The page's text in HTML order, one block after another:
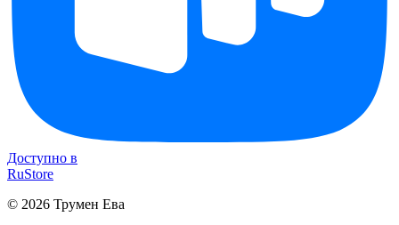
Доступно в
RuStore
© 2026 Трумен Ева